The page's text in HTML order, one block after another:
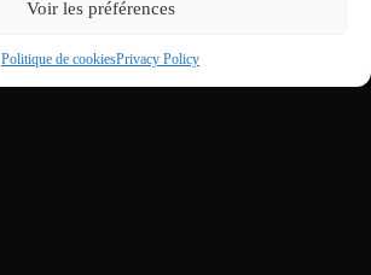
Voir les préférences
Politique de cookiesPrivacy Policy